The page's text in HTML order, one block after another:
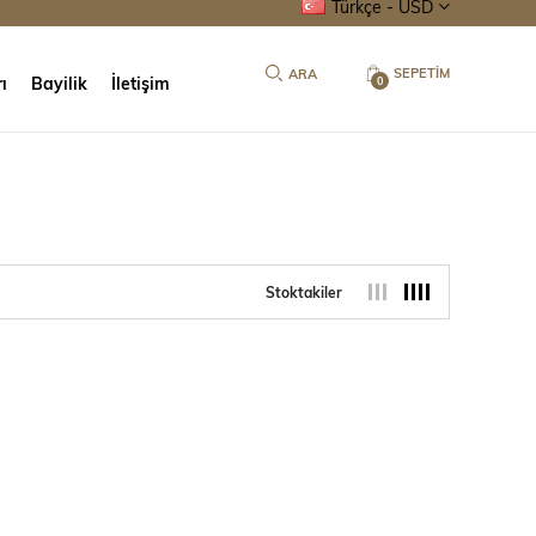
Türkçe - USD
SEPETIM
0
Bayilik İletişim
Stoktakiler